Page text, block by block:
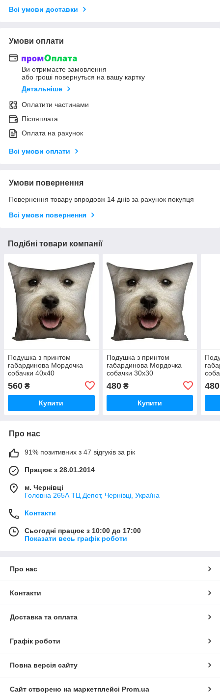
Всі умови доставки
Умови оплати
Ви отримаєте замовлення
або гроші повернуться на вашу картку
Детальніше
Оплатити частинами
Післяплата
Оплата на рахунок
Всі умови оплати
Умови повернення
Повернення товару впродовж 14 днів за рахунок покупця
Всі умови повернення
Подібні товари компанії
Подушка з принтом
габардинова Мордочка
собачки 40x40
560 ₴
Купити
Подушка з принтом
габардинова Мордочка
собачки 30x30
480₴
Купити
480
Про нас
91% позитивних з 47 відгуків за рік
Працює з 28.01.2014
м. Чернівці
Головна 265А ТЦ Депот, Чернівці, Україна
Контакти
Сьогодні працює з 10:00 до 17:00
Показати весь графік роботи
Про нас
Контакти
Доставка та оплата
Графік роботи
Повна версія сайту
Сайт створено на маркетплейсі Prom.ua